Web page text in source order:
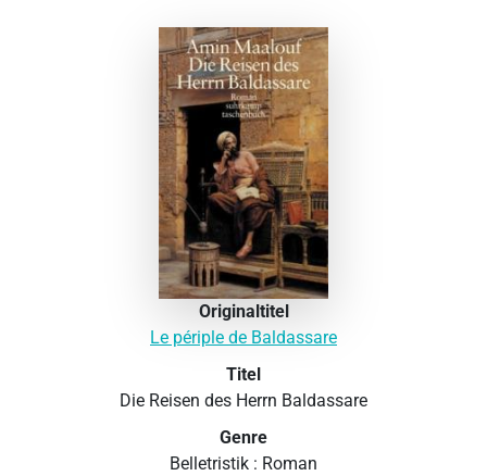
Originaltitel
Le périple de Baldassare
Titel
Die Reisen des Herrn Baldassare
Genre
Belletristik : Roman